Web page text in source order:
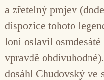
a zřetelný projev
dispozice tohoto
loni oslavil
vpravdě
dosáhl Chudovský ve